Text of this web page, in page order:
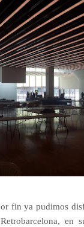
fin ya pudimos
en